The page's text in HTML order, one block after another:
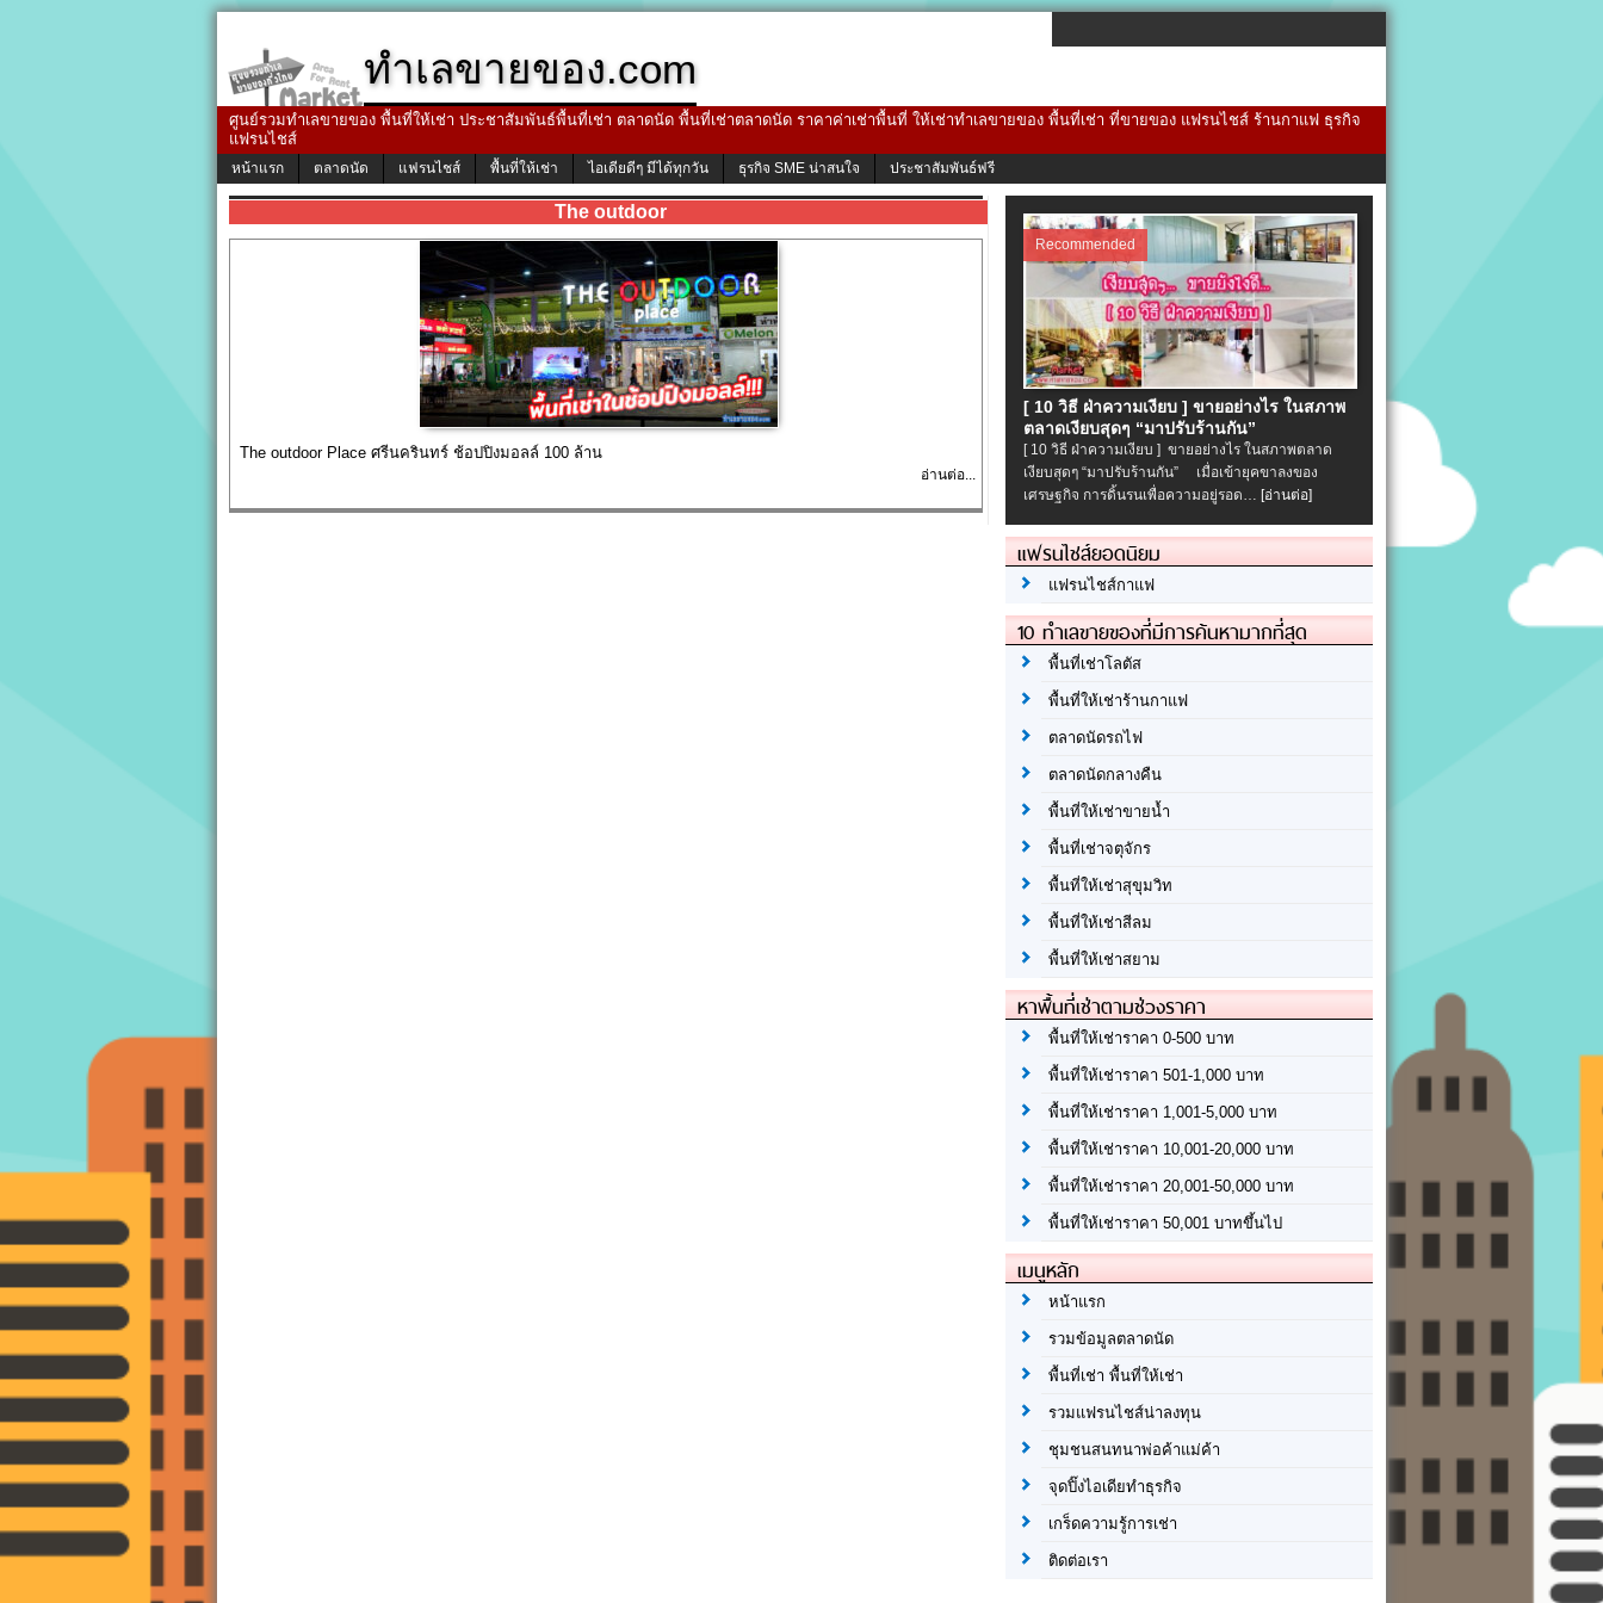
ทำเลขายของ.com
ศูนย์รวมทำเลขายของ พื้นที่ให้เช่า ประชาสัมพันธ์พื้นที่เช่า ตลาดนัด พื้นที่เช่าตลาดนัด ราคาค่าเช่าพื้นที่ ให้เช่าทำเลขายของ พื้นที่เช่า ที่ขายของ แฟรนไชส์ ร้านกาแฟ ธุรกิจ
แฟรนไชส์
หน้าแรก ตลาดนัด แฟรนไชส์ พื้นที่ให้เช่า ไอเดียดีๆ มีได้ทุกวัน ธุรกิจ SME น่าสนใจ ประชาสัมพันธ์ฟรี
The outdoor
The outdoor Place ศรีนครินทร์ ช้อปปิงมอลล์ 100 ล้าน
อ่านต่อ...
Recommended
[ 10 วิธี ฝ่าความเงียบ ] ขายอย่างไร ในสภาพ
ตลาดเงียบสุดๆ “มาปรับร้านกัน”
[ 10 วิธี ฝ่าความเงียบ ] ขายอย่างไร ในสภาพตลาด
เงียบสุดๆ “มาปรับร้านกัน” เมื่อเข้ายุคขาลงของ
เศรษฐกิจ การดิ้นรนเพื่อความอยู่รอด… [อ่านต่อ]
แฟรนไชส์ยอดนิยม
แฟรนไชส์กาแฟ
10 ทำเลขายของที่มีการค้นหามากที่สุด
พื้นที่เช่าโลตัส
พื้นที่ให้เช่าร้านกาแฟ
ตลาดนัดรถไฟ
ตลาดนัดกลางคืน
พื้นที่ให้เช่าขายน้ำ
พื้นที่เช่าจตุจักร
พื้นที่ให้เช่าสุขุมวิท
พื้นที่ให้เช่าสีลม
พื้นที่ให้เช่าสยาม
หาพื้นที่เช่าตามช่วงราคา
พื้นที่ให้เช่าราคา 0-500 บาท
พื้นที่ให้เช่าราคา 501-1,000 บาท
พื้นที่ให้เช่าราคา 1,001-5,000 บาท
พื้นที่ให้เช่าราคา 10,001-20,000 บาท
พื้นที่ให้เช่าราคา 20,001-50,000 บาท
พื้นที่ให้เช่าราคา 50,001 บาทขึ้นไป
เมนูหลัก
หน้าแรก
รวมข้อมูลตลาดนัด
พื้นที่เช่า พื้นที่ให้เช่า
รวมแฟรนไชส์น่าลงทุน
ชุมชนสนทนาพ่อค้าแม่ค้า
จุดปิ๊งไอเดียทำธุรกิจ
เกร็ดความรู้การเช่า
ติดต่อเรา